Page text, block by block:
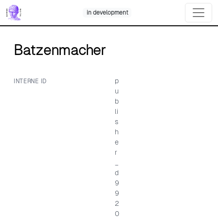
Skip
to
content
in development
Batzenmacher
INTERNE ID
p
u
b
li
s
h
e
r
d
9
9
2
0